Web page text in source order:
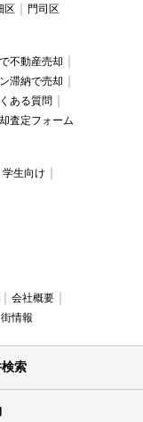
区 門司区
不動産売却
滞納で売却
ある質問
査定フォーム
学生向け
会社概要
街情報
索